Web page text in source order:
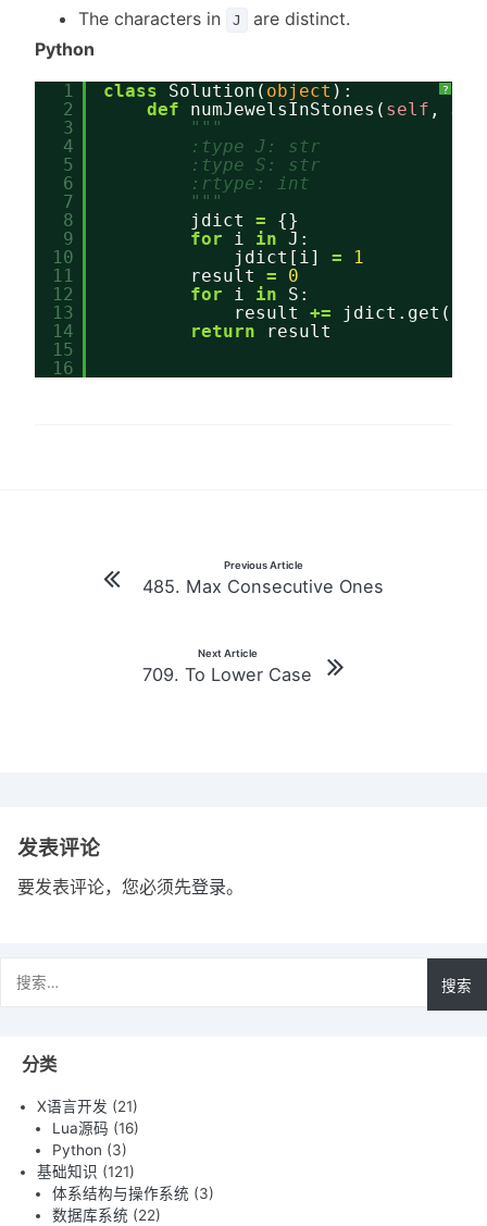
The characters in
J
are distinct.
Python
?
1
2
3
4
5
6
7
8
9
10
11
12
13
14
15
16
class Solution( object ):
def
numJewelsInStones( self , J,
"""
:type J: str
:type S: str
:rtype: int
"""
jdict =
{}
for
i in J:
jdict[i] =
1
result =
0
for
i in
S:
result += jdict.get(i,
return
result
Previous Article
485. Max Consecutive Ones
Next Article
709. To Lower Case
发表评论
要发表评论，您必须先登录。
索：
分类
X语言开发 (21)
Lua源码 (16)
Python (3)
基础知识 (121)
体系结构与操作系统 (3)
数据库系统 (22)